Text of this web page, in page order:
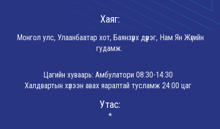
Хаяг:
Монгол улс, Улаанбаатар хот, Баянзүрх дүүрэг, Нам Ян Жүгийн
гудамж.
Цагийн хуваарь: Амбулатори 08:30-14:30
Халдвартын хүлээн авах яаралтай тусламж 24:00 цаг
Утас:
*